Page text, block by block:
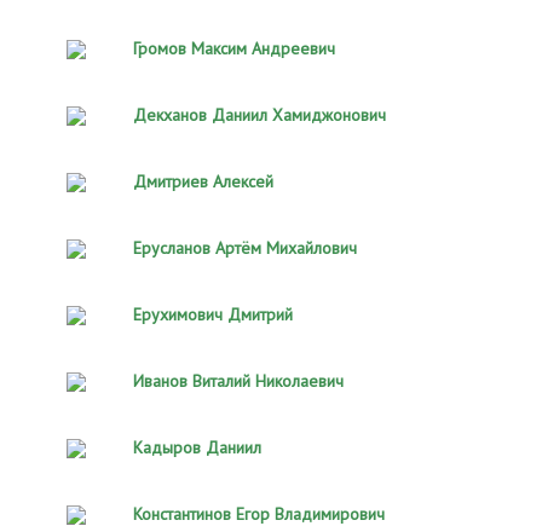
Громов Максим Андреевич
Декханов Даниил Хамиджонович
Дмитриев Алексей
Ерусланов Артём Михайлович
Ерухимович Дмитрий
Иванов Виталий Николаевич
Кадыров Даниил
Константинов Егор Владимирович